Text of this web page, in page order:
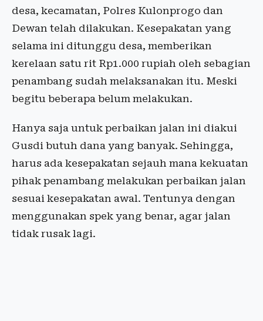
desa, kecamatan, Polres Kulonprogo dan
Dewan telah dilakukan. Kesepakatan yang
selama ini ditunggu desa, memberikan
kerelaan satu rit Rp1.000 rupiah oleh sebagian
penambang sudah melaksanakan itu. Meski
begitu beberapa belum melakukan.
Hanya saja untuk perbaikan jalan ini diakui
Gusdi butuh dana yang banyak. Sehingga,
harus ada kesepakatan sejauh mana kekuatan
pihak penambang melakukan perbaikan jalan
sesuai kesepakatan awal. Tentunya dengan
menggunakan spek yang benar, agar jalan
tidak rusak lagi.